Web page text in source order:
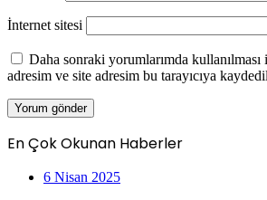
İnternet sitesi
Daha sonraki yorumlarımda kullanılması
adresim ve site adresim bu tarayıcıya
En Çok Okunan Haberler
6 Nisan 2025